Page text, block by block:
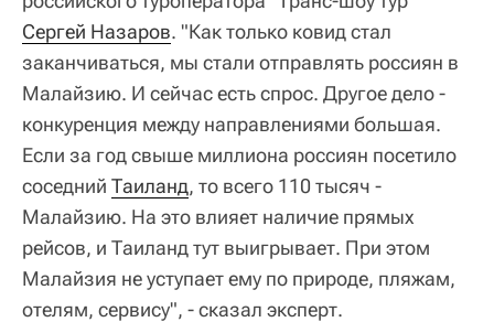
Сергей Назаров. "Как только ковид стал
заканчиваться, мы стали отправлять россиян в
Малайзию. И сейчас есть спрос. Другое дело -
конкуренция между направлениями большая.
Если за год свыше миллиона россиян посетило
соседний Таиланд, то всего 110 тысяч -
Малайзию. На это влияет наличие прямых
рейсов, и Таиланд тут выигрывает. При этом
Малайзия не уступает ему по природе, пляжам,
отелям, сервису", - сказал эксперт.